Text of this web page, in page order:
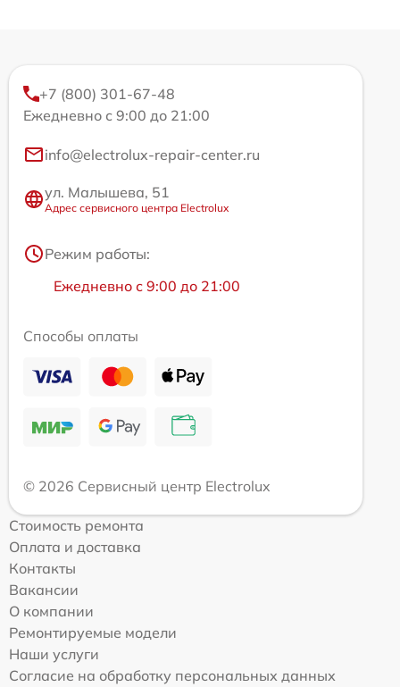
+7 (800) 301-67-48
Ежедневно с 9:00 до 21:00
info@electrolux-repair-center.ru
ул. Малышева, 51
Адрес сервисного центра Electrolux
Режим работы:
Ежедневно с 9:00 до 21:00
Способы оплаты
© 2026 Сервисный центр Electrolux
Стоимость ремонта
Оплата и доставка
Контакты
Вакансии
О компании
Ремонтируемые модели
Наши услуги
Согласие на обработку персональных данных